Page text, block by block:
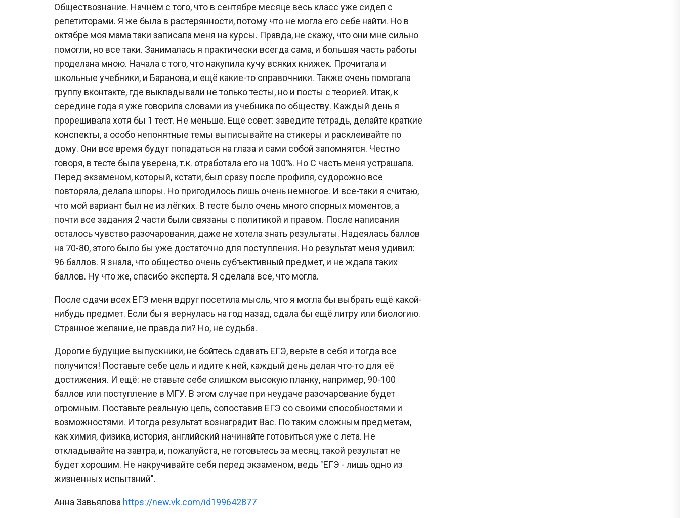
Обществознание. Начнём с того, что в сентябре месяце весь класс уже сидел с
репетиторами. Я же была в растерянности, потому что не могла его себе найти. Но в
октябре моя мама таки записала меня на курсы. Правда, не скажу, что они мне сильно
помогли, но все таки. Занималась я практически всегда сама, и большая часть работы
проделана мною. Начала с того, что накупила кучу всяких книжек. Прочитала и
школьные учебники, и Баранова, и ещё какие-то справочники. Также очень помогала
группу вконтакте, где выкладывали не только тесты, но и посты с теорией. Итак, к
середине года я уже говорила словами из учебника по обществу. Каждый день я
прорешивала хотя бы 1 тест. Не меньше. Ещё совет: заведите тетрадь, делайте краткие
конспекты, а особо непонятные темы выписывайте на стикеры и расклеивайте по
дому. Они все время будут попадаться на глаза и сами собой запомнятся. Честно
говоря, в тесте была уверена, т.к. отработала его на 100%. Но С часть меня устрашала.
Перед экзаменом, который, кстати, был сразу после профиля, судорожно все
повторяла, делала шпоры. Но пригодилось лишь очень немногое. И все-таки я считаю,
что мой вариант был не из лёгких. В тесте было очень много спорных моментов, а
почти все задания 2 части были связаны с политикой и правом. После написания
осталось чувство разочарования, даже не хотела знать результаты. Надеялась баллов
на 70-80, этого было бы уже достаточно для поступления. Но результат меня удивил:
96 баллов. Я знала, что общество очень субъективный предмет, и не ждала таких
баллов. Ну что же, спасибо эксперта. Я сделала все, что могла.
После сдачи всех ЕГЭ меня вдруг посетила мысль, что я могла бы выбрать ещё какой-
нибудь предмет. Если бы я вернулась на год назад, сдала бы ещё литру или биологию.
Странное желание, не правда ли? Но, не судьба.
Дорогие будущие выпускники, не бойтесь сдавать ЕГЭ, верьте в себя и тогда все
получится! Поставьте себе цель и идите к ней, каждый день делая что-то для её
достижения. И ещё: не ставьте себе слишком высокую планку, например, 90-100
баллов или поступление в МГУ. В этом случае при неудаче разочарование будет
огромным. Поставьте реальную цель, сопоставив ЕГЭ со своими способностями и
возможностями. И тогда результат вознаградит Вас. По таким сложным предметам,
как химия, физика, история, английский начинайте готовиться уже с лета. Не
откладывайте на завтра, и, пожалуйста, не готовьтесь за месяц, такой результат не
будет хорошим. Не накручивайте себя перед экзаменом, ведь "ЕГЭ - лишь одно из
жизненных испытаний".
Анна Завьялова https://new.vk.com/id199642877